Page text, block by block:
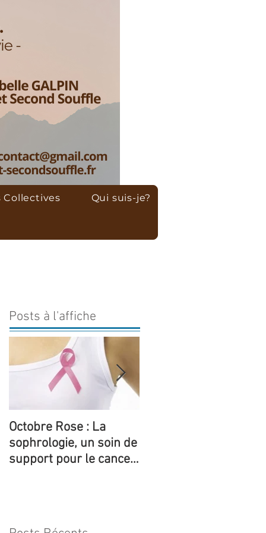
Collectives Qui suis-je?
Posts à l'affiche
Octobre Rose : La
sophrologie, un soin de
support pour le cancer